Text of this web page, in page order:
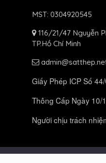
MST: 0304920545
116/21/47 Nguyễn
TP.Hồ Chí Minh
Giấy Phép ICP Số
Thông Cấp Ngày 10/
Người chịu trách